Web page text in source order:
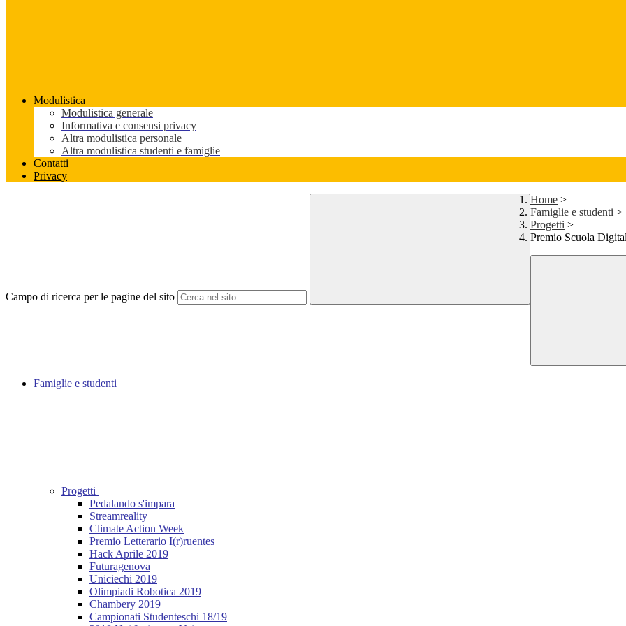
Modulistica
Modulistica generale
Informativa e consensi privacy
Altra modulistica personale
Altra modulistica studenti e famiglie
Contatti
Privacy
Campo di ricerca per le pagine del sito
Home >
Famiglie e studenti >
Progetti >
Premio Scuola
Famiglie e studenti
Progetti
Pedalando s'impara
Streamreality
Climate Action Week
Premio Letterario I(r)ruentes
Hack Aprile 2019
Futuragenova
Uniciechi 2019
Olimpiadi Robotica 2019
Chambery 2019
Campionati Studenteschi 18/19